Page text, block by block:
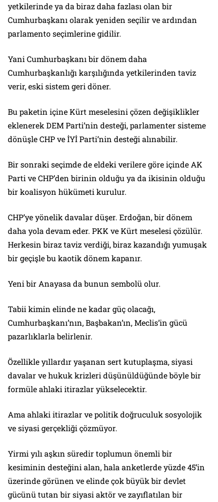
yetkilerinde ya da biraz daha fazlası olan bir
Cumhurbaşkanı olarak yeniden seçilir ve ardından
parlamento seçimlerine gidilir.
Yani Cumhurbaşkanı bir dönem daha
Cumhurbaşkanlığı karşılığında yetkilerinden taviz
verir, eski sistem geri döner.
Bu paketin içine Kürt meselesini çözen değişiklikler
eklenerek DEM Parti’nin desteği, parlamenter sisteme
dönüşle CHP ve İYİ Parti’nin desteği alınabilir.
Bir sonraki seçimde de eldeki verilere göre içinde AK
Parti ve CHP’den birinin olduğu ya da ikisinin olduğu
bir koalisyon hükümeti kurulur.
CHP’ye yönelik davalar düşer. Erdoğan, bir dönem
daha yola devam eder. PKK ve Kürt meselesi çözülür.
Herkesin biraz taviz verdiği, biraz kazandığı yumuşak
bir geçişle bu kaotik dönem kapanır.
Yeni bir Anayasa da bunun sembolü olur.
Tabii kimin elinde ne kadar güç olacağı,
Cumhurbaşkanı’nın, Başbakan’ın, Meclis’in gücü
pazarlıklarla belirlenir.
Özellikle yıllardır yaşanan sert kutuplaşma, siyasi
davalar ve hukuk krizleri düşünüldüğünde böyle bir
formüle ahlaki itirazlar yükselecektir.
Ama ahlaki itirazlar ve politik doğruculuk sosyolojik
ve siyasi gerçekliği çözmüyor.
Yirmi yılı aşkın süredir toplumun önemli bir
kesiminin desteğini alan, hala anketlerde yüzde 45’in
üzerinde görünen ve elinde çok büyük bir devlet
gücünü tutan bir siyasi aktör ve zayıflatılan bir